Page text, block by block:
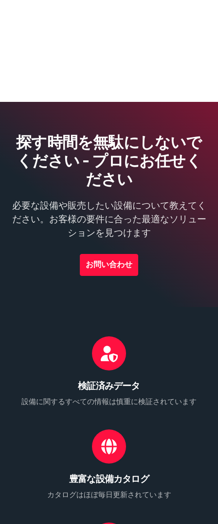
探す時間を無駄にしないで
ください - プロにお任せく
ださい
必要な設備や販売したい設備について教えてく
ださい。お客様の要件に合った最適なソリュー
ションを見つけます
お問い合わせ
検証済みデータ
設備に関するすべての情報は慎重に検証されています
豊富な設備カタログ
カタログはほぼ毎日更新されています